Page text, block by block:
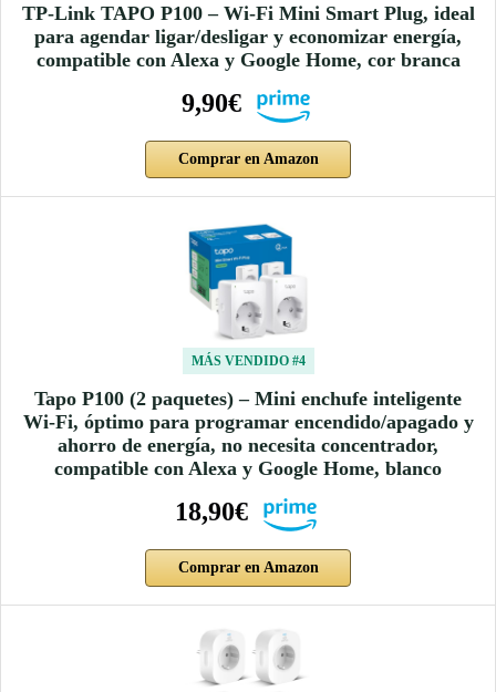
TP-Link TAPO P100 – Wi-Fi Mini Smart Plug, ideal
para agendar ligar/desligar y economizar energía,
compatible con Alexa y Google Home, cor branca
9,90€
Comprar en Amazon
MÁS VENDIDO #4
Tapo P100 (2 paquetes) – Mini enchufe inteligente
Wi-Fi, óptimo para programar encendido/apagado y
ahorro de energía, no necesita concentrador,
compatible con Alexa y Google Home, blanco
18,90€
Comprar en Amazon